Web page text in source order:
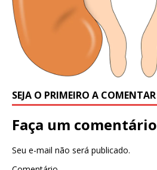
SEJA O PRIMEIRO A COMENTAR
Faça um comentário
Seu e-mail não será publicado.